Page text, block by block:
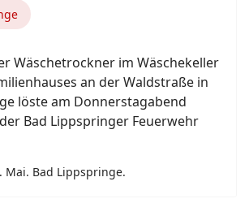
2026 20. Mai 2026
Lippling, 1. Bis 3. Mai. Drei
Tage liegen hinter dem Löschzug